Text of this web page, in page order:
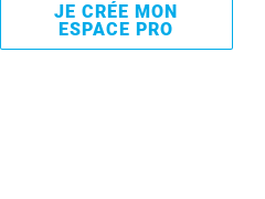
JE CRÉE MON
ESPACE PRO